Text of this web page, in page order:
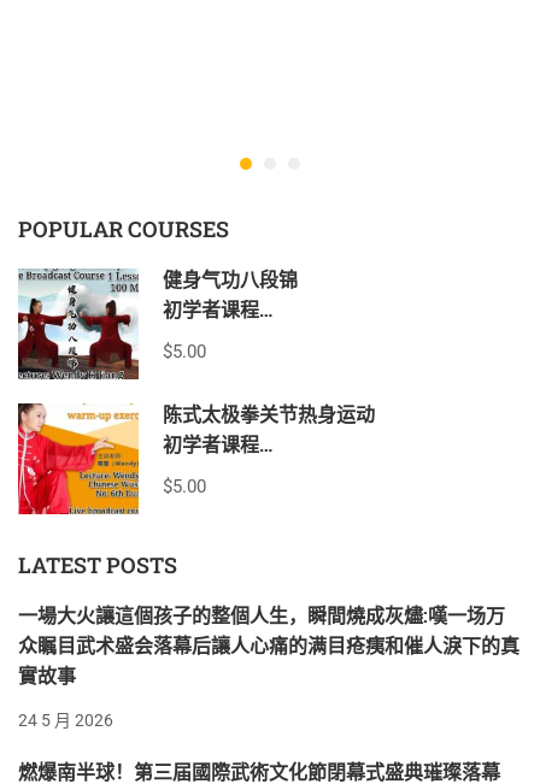
POPULAR COURSES
健身气功八段锦
初学者课程
中英文双语教学
$5.00
陈式太极拳关节热身运动
初学者课程
中英双语教学
$5.00
LATEST POSTS
一場大火讓這個孩子的整個人生，瞬間燒成灰燼:嘆一场万
众瞩目武术盛会落幕后讓人心痛的满目疮痍和催人淚下的真
實故事
24 5 月 2026
燃爆南半球！第三届國際武術文化節閉幕式盛典璀璨落幕